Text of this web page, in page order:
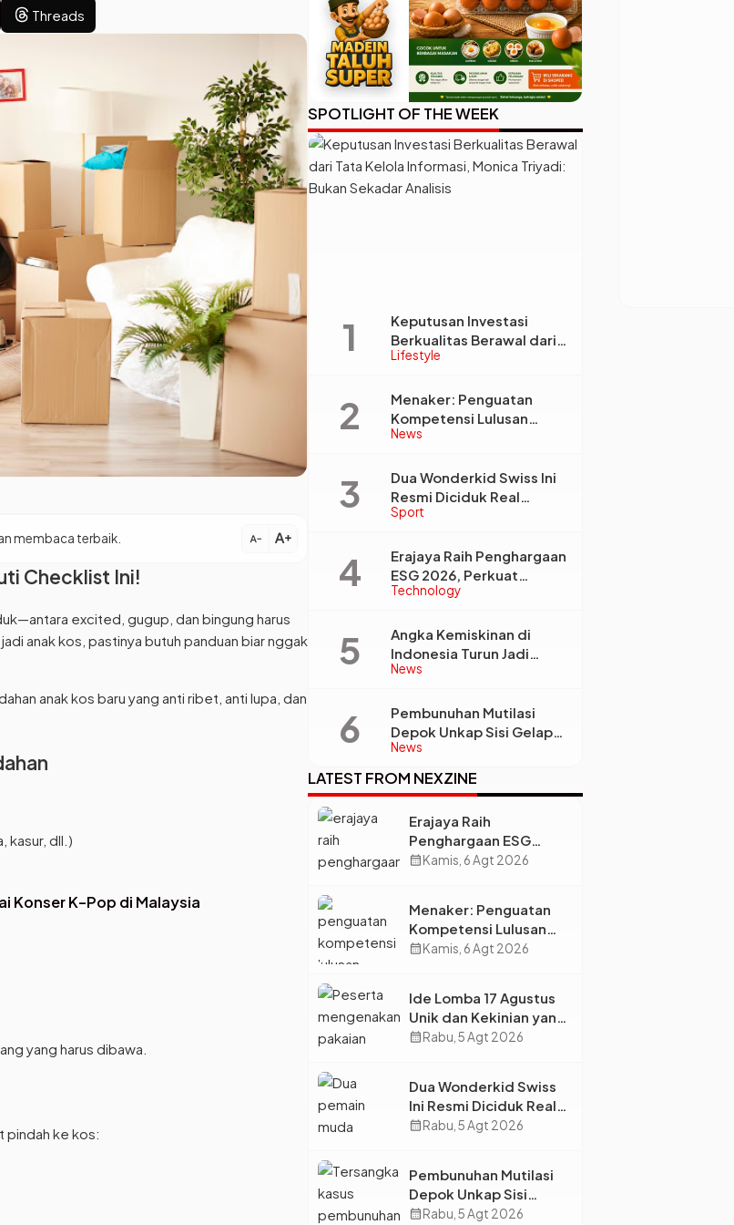
Threads
membaca terbaik. text_decrease text_increase
Checklist Ini!
excited, gugup, dan bingung harus
anak kos, pastinya butuh panduan biar nggak
anak kos baru yang anti ribet, anti lupa, dan
kasur, dll.)
Konser K-Pop di Malaysia
yang harus dibawa.
pindah ke kos:
SPOTLIGHT OF THE WEEK
Lifestyle
Keputusan Investasi
Berkualitas Berawal dari
Tata Kelola Informasi,
Sekadar Analisis
News
Menaker: Penguatan
Kompetensi Lulusan
Perguruan Tinggi Jadi
Kebutuhan Dunia Kerja
Sport
Dua Wonderkid Swiss Ini
Resmi Diciduk Real
Madrid dan Juventus,
Eropa
Technology
Erajaya Raih Penghargaan
ESG 2026, Perkuat
Circular Economy Lewat
Berkelanjutan
News
Angka Kemiskinan di
Indonesia Turun Jadi
22,93 Juta Orang, Tapi
Desa dan Kota Malah
Makin Lebar?
News
Pembunuhan Mutilasi
Depok Unkap Sisi Gelap
Penjual Piscok Berdarah
Dingin
LATEST FROM NEXZINE
Erajaya Raih
Penghargaan ESG
2026, Perkuat Circular
Berkelanjutan
calendar_monthKamis, 6 Agt 2026
Menaker: Penguatan
Kompetensi Lulusan
Perguruan Tinggi Jadi
calendar_monthKamis, 6 Agt 2026
Ide Lomba 17 Agustus
Unik dan Kekinian yang
Dijamin Bikin Suasana
calendar_monthRabu, 5 Agt 2026
Dua Wonderkid Swiss
Ini Resmi Diciduk Real
Madrid dan Juventus,
calendar_monthRabu, 5 Agt 2026
Pembunuhan Mutilasi
Depok Unkap Sisi
Gelap Penjual Piscok
calendar_monthRabu, 5 Agt 2026